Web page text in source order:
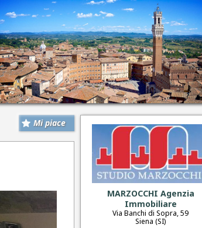
Mi piace
MARZOCCHI Agenzia
Immobiliare
Via Banchi di Sopra, 59
Siena (SI)